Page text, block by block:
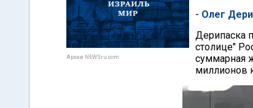
Архив NEWSru.com
- Олег
Дерипаска
столице"
суммарная
миллионов